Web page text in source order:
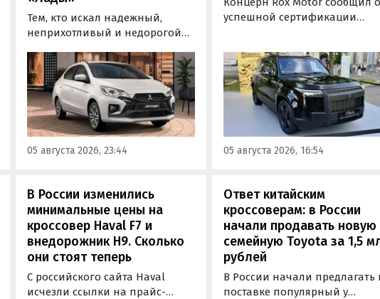
Тем, кто искал надежный,
неприхотливый и недорогой
может подойти популярный у
азиатских таксистов седан
Mitsubishi Attrage. В Таиланде
он стоит от 1 380 000 рублей по
текущему курсу, а «частник» из
Екатеринбурга просит за него 1
600 000 рублей, узнали
05 августа 2026, 23:44
успешной сертификации
Модель получила Одобрение
типа транспортного
(ОТТС), позволяющее
выпускаться на
калининградском заводе
«Автотор» с российским VIN-
номером.
05 августа 2026, 16:54
В России изменились
минимальные цены на
кроссовер Haval F7 и
внедорожник H9. Сколько
они стоят теперь
С российского сайта Haval
исчезли ссылки на прайс-
Ответ китайским
кроссоверам: в России
начали продавать новую
семейную Toyota за 1,5
рублей
В России начали предлагать
поставке популярный у